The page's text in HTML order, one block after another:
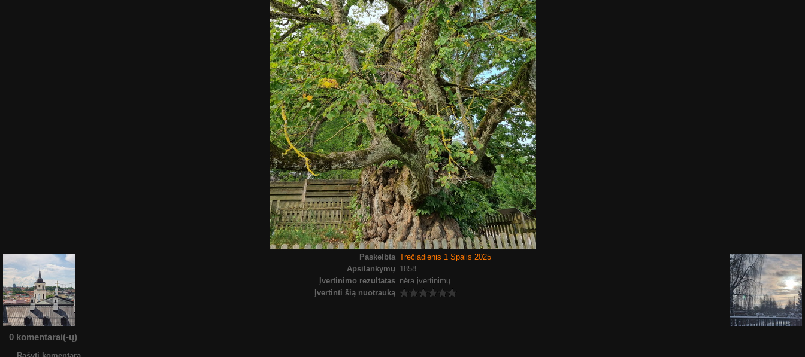
Paskelbta Trečiadienis 1 Spalis 2025
Apsilankymų 1858
Įvertinimo rezultatas nėra įvertinimų
Įvertinti šią nuotrauką
0 komentarai(-ų)